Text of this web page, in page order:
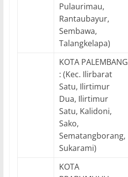
Pulaurimau,
Rantaubayur,
Sembawa,
Talangkelapa)
KOTA PALEMBANG
: (Kec. Ilirbarat
Satu, Ilirtimur
Dua, Ilirtimur
Satu, Kalidoni,
Sako,
Sematangborang,
Sukarami)
KOTA